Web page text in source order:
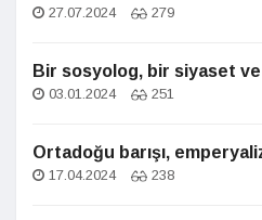
27.07.2024 279
Bir sosyolog, bir siyaset
03.01.2024 251
Ortadoğu barışı,
17.04.2024 238